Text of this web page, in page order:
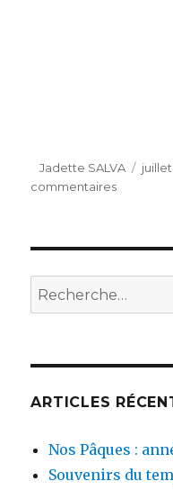
Auteur
Jadette SALVA juillet
commentairessur
le
Club
Recherche
pour :
ARTICLES
Nos Pâques :
Souvenirs du